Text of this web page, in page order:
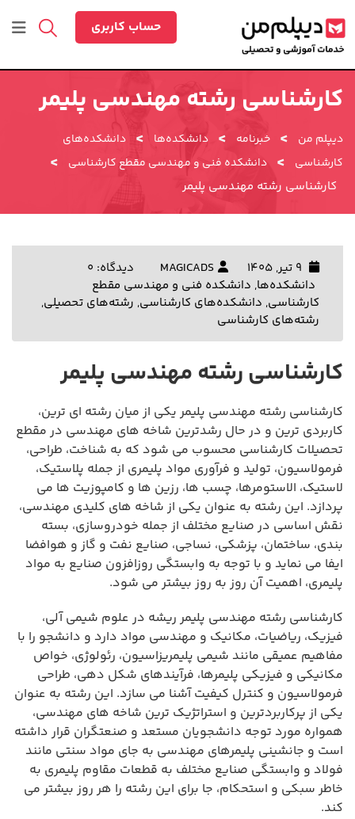
به
محتوا
حساب کاربری
کارشناسی رشته مهندسی پلیمر
دیپلم من > خبرنامه > دانشکده‌ها > دانشکده‌های
کارشناسی
> دانشکده فنی و مهندسی مقطع کارشناسی >
کارشناسی رشته مهندسی پلیمر
MAGICADS
دیدگاه: 0
دانشکده‌ها, دانشکده فنی و مهندسی مقطع
کارشناسی, دانشکده‌های کارشناسی, رشته‌های تحصیلی,
رشته‌های کارشناسی
کارشناسی رشته مهندسی پلیمر
کارشناسی رشته مهندسی پلیمر یکی از میان رشته ای ترین،
کاربردی ترین و در حال رشدترین شاخه های مهندسی در مقطع
تحصیلات کارشناسی محسوب می شود که به شناخت، طراحی،
فرمولاسیون، تولید و فرآوری مواد پلیمری از جمله پلاستیک،
لاستیک، الاستومرها، چسب ها، رزین ها و کامپوزیت ها می
پردازد. این رشته به عنوان یکی از شاخه های کلیدی مهندسی،
نقش اساسی در صنایع مختلف از جمله خودروسازی، بسته
بندی، ساختمان، پزشکی، نساجی، صنایع نفت و گاز و هوافضا
ایفا می نماید و با توجه به وابستگی روزافزون صنایع به مواد
پلیمری، اهمیت آن روز به روز بیشتر می شود.
کارشناسی رشته مهندسی پلیمر ریشه در علوم شیمی آلی،
فیزیک، ریاضیات، مکانیک و مهندسی مواد دارد و دانشجو را با
مفاهیم عمیقی مانند شیمی پلیمریزاسیون، رئولوژی، خواص
مکانیکی و فیزیکی پلیمرها، فرآیندهای شکل دهی، طراحی
فرمولاسیون و کنترل کیفیت آشنا می سازد. این رشته به عنوان
یکی از پرکاربردترین و استراتژیک ترین شاخه های مهندسی،
همواره مورد توجه دانشجویان مستعد و صنعتگران قرار داشته
است و جانشینی پلیمرهای مهندسی به جای مواد سنتی مانند
فولاد و وابستگی صنایع مختلف به قطعات مقاوم پلیمری به
خاطر سبکی و استحکام، جا برای این رشته را هر روز بیشتر می
کند.